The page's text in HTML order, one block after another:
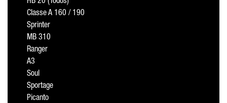
Classe A 160 / 190
Sprinter
MB 310
Ranger
A3
Soul
Sportage
Picanto